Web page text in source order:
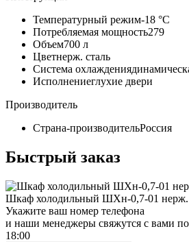
Температурный режим-18 °C
Потребляемая мощность279
Объем700 л
Цветнерж. сталь
Система охлаждения
Исполнениеглухие двери
Производитель
Страна-производительРоссия
Быстрый заказ
Шкаф холодильный ШХн-0,7-01 нерж.
Укажите ваш номер телефона
и наши менеджеры свяжутся с вами по
18:00